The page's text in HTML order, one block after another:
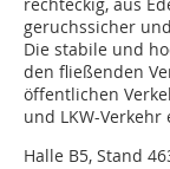
rechteckig, aus
geruchssicher
Die stabile und
den fließenden
öffentlichen
und LKW-
Halle B5, Stand